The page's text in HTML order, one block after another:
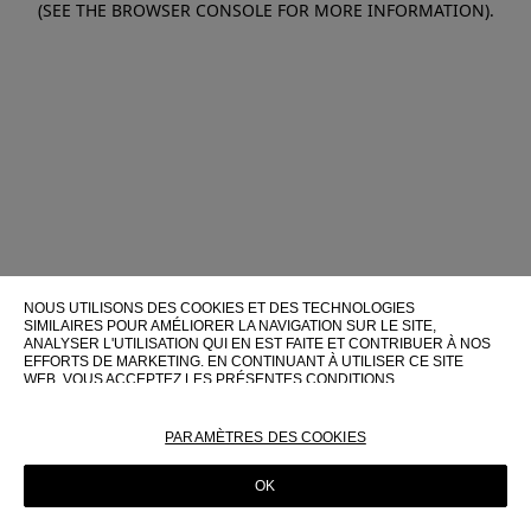
(SEE THE BROWSER CONSOLE FOR MORE INFORMATION).
NOUS UTILISONS DES COOKIES ET DES TECHNOLOGIES
SIMILAIRES POUR AMÉLIORER LA NAVIGATION SUR LE SITE,
ANALYSER L'UTILISATION QUI EN EST FAITE ET CONTRIBUER À NOS
EFFORTS DE MARKETING. EN CONTINUANT À UTILISER CE SITE
WEB, VOUS ACCEPTEZ LES PRÉSENTES CONDITIONS
POUR PLUS D'INFORMATIONS SUR CES TECHNOLOGIES ET LEUR
POLITIQUE EN MATIÈRE DE COOKIES
PARAMÈTRES DES COOKIES
OK